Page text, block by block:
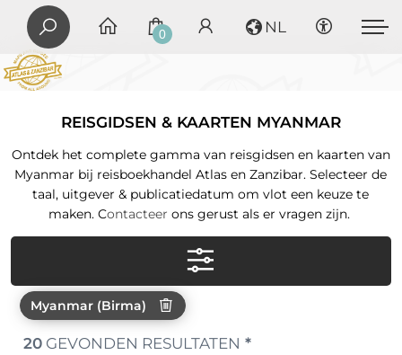
0 NL
REISGIDSEN & KAARTEN MYANMAR
Ontdek het complete gamma van reisgidsen en kaarten van
Myanmar bij reisboekhandel Atlas en Zanzibar. Selecteer de
taal, uitgever & publicatiedatum om vlot een keuze te
maken. Contacteer ons gerust als er vragen zijn.
Myanmar (Birma)
20GEVONDEN RESULTATEN *